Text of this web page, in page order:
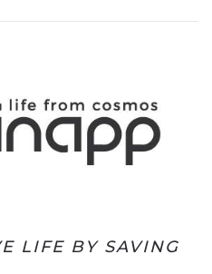
LIFE BY SAVING